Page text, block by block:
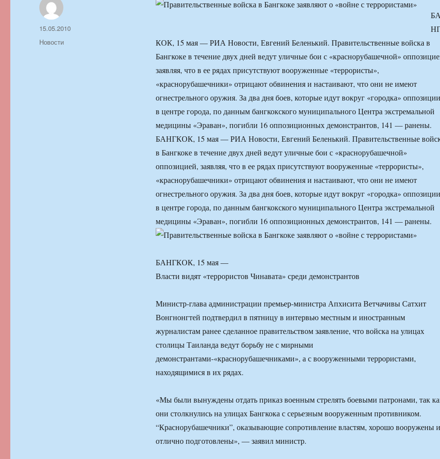
КОК, 15 мая — РИА Новости, Евгений Беленький. Правительственные войска в
Бангкоке в течение двух дней ведут уличные бои с «краснорубашечной»
заявляя, что в ее рядах присутствуют вооруженные «террористы»,
«краснорубашечники» отрицают обвинения и настаивают, что они не имеют
огнестрельного оружия. За два дня боев, которые идут вокруг «городка» оппозиции
в центре города, по данным бангкокского муниципального Центра экстремальной
медицины «Эраван», погибли 16 оппозиционных демонстрантов, 141 — ранены.
БАНГКОК, 15 мая — РИА Новости, Евгений Беленький. Правительственные
в Бангкоке в течение двух дней ведут уличные бои с «краснорубашечной»
оппозицией, заявляя, что в ее рядах присутствуют вооруженные «террористы»,
«краснорубашечники» отрицают обвинения и настаивают, что они не имеют
огнестрельного оружия. За два дня боев, которые идут вокруг «городка» оппозиции
в центре города, по данным бангкокского муниципального Центра экстремальной
медицины «Эраван», погибли 16 оппозиционных демонстрантов, 141 — ранены.
БАНГКОК, 15 мая —
Власти видят «террористов Чинавата» среди демонстрантов
Министр-глава администрации премьер-министра Апхисита Ветчачивы Сатхит
Вонгнонгтей подтвердил в пятницу в интервью местным и иностранным
журналистам ранее сделанное правительством заявление, что войска на улицах
столицы Таиланда ведут борьбу не с мирными
демонстрантами-«краснорубашечниками», а с вооруженными террористами,
находящимися в их рядах.
«Мы были вынуждены отдать приказ военным стрелять боевыми патронами, так
они столкнулись на улицах Бангкока с серьезным вооруженным противником.
“Краснорубашечники”, оказывающие сопротивление властям, хорошо вооружены и
отлично подготовлены», — заявил министр.
Автор
Опубликовано
15.05.2010
Рубрики
Новости